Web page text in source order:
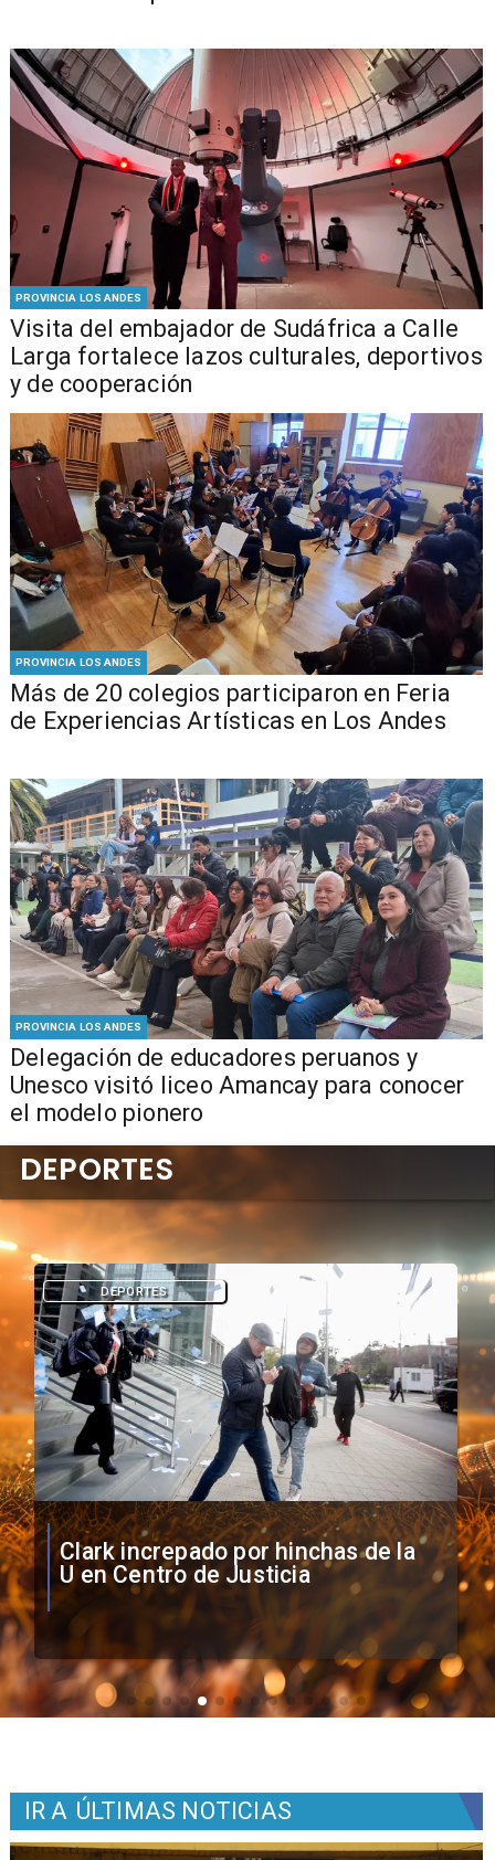
PROVINCIA LOS ANDES
​Visita del embajador de Sudáfrica a Calle
Larga fortalece lazos culturales, deportivos
y de cooperación
PROVINCIA LOS ANDES
Más de 20 colegios participaron en Feria
de Experiencias Artísticas en Los Andes
PROVINCIA LOS ANDES
Delegación de educadores peruanos y
Unesco visitó liceo Amancay para conocer
el modelo pionero
Vozinha firma contrato con Colo
Colo como nuevo arquero
DEPORTES
DEPORTES
IR A ÚLTIMAS NOTICIAS